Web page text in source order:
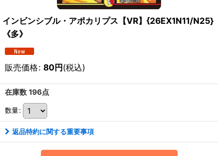
インビンシブル・アポカリプス【VR】{26EX1N11/N25}
《多》
販売価格: 80円(税込)
在庫数 196点
数量:
返品特約に関する重要事項